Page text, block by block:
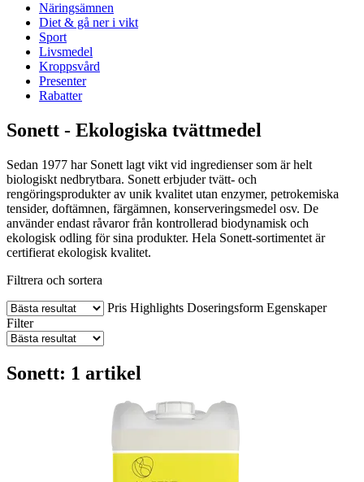
Näringsämnen
Diet & gå ner i vikt
Sport
Livsmedel
Kroppsvård
Presenter
Rabatter
Sonett - Ekologiska tvättmedel
Sedan 1977 har Sonett lagt vikt vid ingredienser som är helt
biologiskt nedbrytbara. Sonett erbjuder tvätt- och
rengöringsprodukter av unik kvalitet utan enzymer, petrokemiska
tensider, doftämnen, färgämnen, konserveringsmedel osv. De
använder endast råvaror från kontrollerad biodynamisk och
ekologisk odling för sina produkter. Hela Sonett-sortimentet är
certifierat ekologisk kvalitet.
Filtrera och sortera
Pris Highlights Doseringsform Egenskaper
Filter
Sonett: 1 artikel